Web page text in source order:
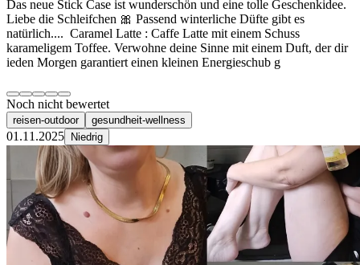
Das neue Stick Case ist wunderschön und eine tolle Geschenkidee.
Liebe die Schleifchen 🎀 Passend winterliche Düfte gibt es
natürlich.... Caramel Latte : Caffe Latte mit einem Schuss
karameligem Toffee. Verwohne deine Sinne mit einem Duft, der dir
ieden Morgen garantiert einen kleinen Energieschub g
Noch nicht bewertet
reisen-outdoor gesundheit-wellness
01.11.2025 Niedrig